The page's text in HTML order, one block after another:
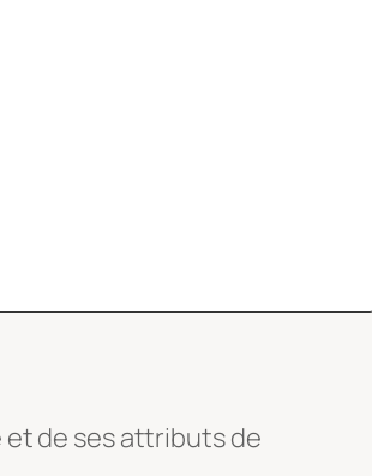
et de ses attributs de